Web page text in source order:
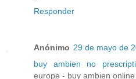
Responder
Anónimo 29 de mayo de
buy ambien no
europe - buy ambien